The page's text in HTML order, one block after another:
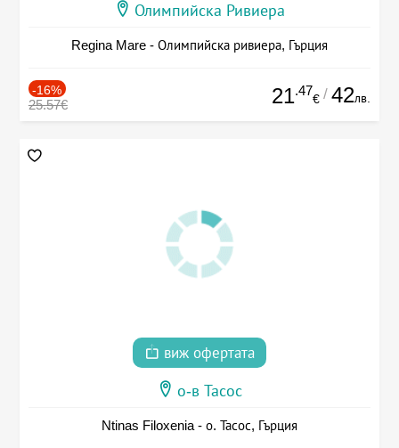
Олимпийска Ривиера
Regina Mare - Олимпийска ривиера, Гърция
-16%
25.57€ 21.47
€ / 42лв.
виж офертата
о-в Тасос
Ntinas Filoxenia - о. Тасос, Гърция